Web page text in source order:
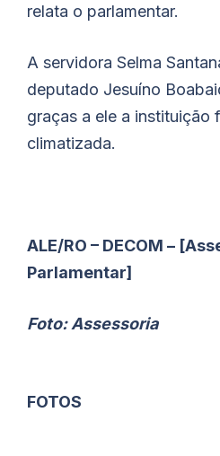
relata o parlamentar.
A servidora Selma
deputado Jesuíno
graças a ele a instituição
climatizada.
ALE/RO – DECOM –
Parlamentar]
Foto: Assessoria
FOTOS